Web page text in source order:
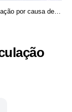
por causa de